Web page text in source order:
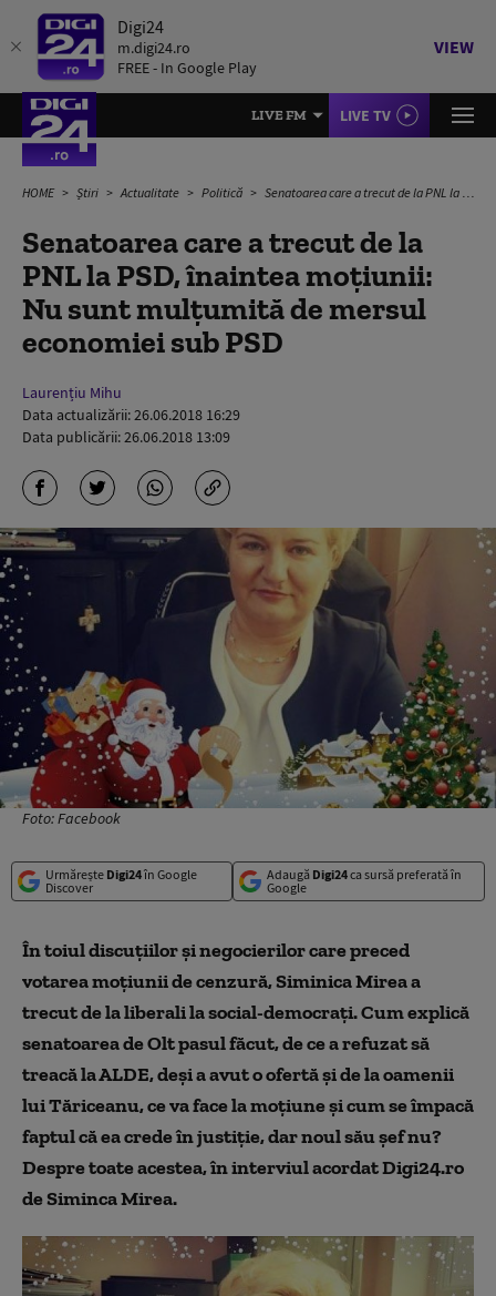
Digi24
m.digi24.ro
FREE - In Google Play
VIEW
LIVE FM LIVE TV
HOME Știri Actualitate Politică Senatoarea care a trecut de la PNL la PSD, înaintea moţiunii: Nu sunt mulţumită de mersul economiei sub PSD
Senatoarea care a trecut de la
PNL la PSD, înaintea moţiunii:
Nu sunt mulţumită de mersul
economiei sub PSD
Laurențiu Mihu
Data actualizării:26.06.2018 16:29
Data publicării:26.06.2018 13:09
Foto: Facebook
Urmărește Digi24în Google
Discover
Adaugă Digi24ca sursă preferată în
Google
În toiul discuţiilor şi negocierilor care preced
votarea moţiunii de cenzură, Siminica Mirea a
trecut de la liberali la social-democraţi. Cum explică
senatoarea de Olt pasul făcut, de ce a refuzat să
treacă la ALDE, deşi a avut o ofertă şi de la oamenii
lui Tăriceanu, ce va face la moţiune şi cum se împacă
faptul că ea crede în justiţie, dar noul său şef nu?
Despre toate acestea, în interviul acordat Digi24.ro
de Siminca Mirea.